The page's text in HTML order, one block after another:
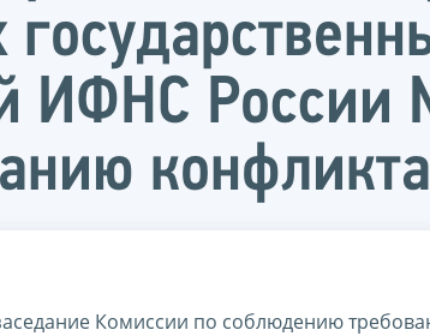
ИФНС России
заседание Комиссии по соблюдению